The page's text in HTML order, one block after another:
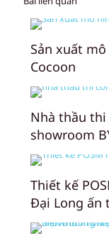
Sản xuất
Cocoon
Nhà thầu
showroom
Thiết kế
Đại Long ấn